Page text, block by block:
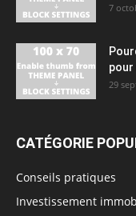
7
29
CATÉGORIE
Conseils pratiques
Investissement